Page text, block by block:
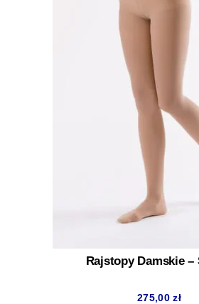
Rajstopy Damskie –
275,00zł